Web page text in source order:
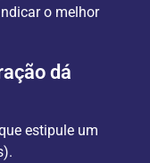
o melhor
dá
estipule um